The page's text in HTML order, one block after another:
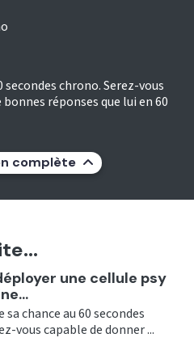
chrono. Serez-vous
réponses que lui en 60
complète
une cellule psy
chance au 60 secondes
vous capable de donner ...